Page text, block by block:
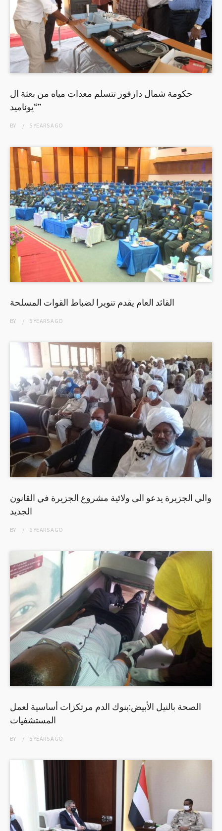
حكومة شمال دارفور تتسلم معدات مياه من بعثة ال
“يوناميد”
BY 5 YEARSAGO
القائد العام يقدم تنويرا لضباط القوات المسلحة
BY 5 YEARSAGO
والي الجزيرة يدعو الى ولائية مشروع الجزيرة في القانون
الجديد
BY 6 YEARSAGO
الصحة بالنيل الأبيض:بنوك الدم مرتكزات أساسية لعمل
المستشفيات
BY 5 YEARSAGO